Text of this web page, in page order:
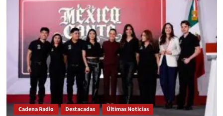
Cadena Radio Destacadas Últimas Noticias